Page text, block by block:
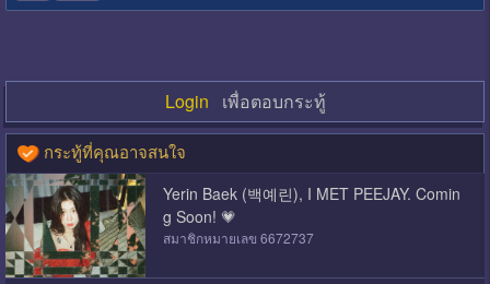
Login เพื่อตอบกระทู้
กระทู้ที่คุณอาจสนใจ
Yerin Baek (백예린), I MET PEEJAY. Comin
g Soon! 💗
สมาชิกหมายเลข 6672737